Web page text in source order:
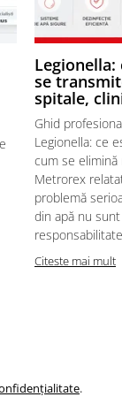
Legionella:
se
spitale,
Ghid
Legionella: ce
cum se elimină
Metrorex
problemă
din apă nu
Citeste mai mult
.